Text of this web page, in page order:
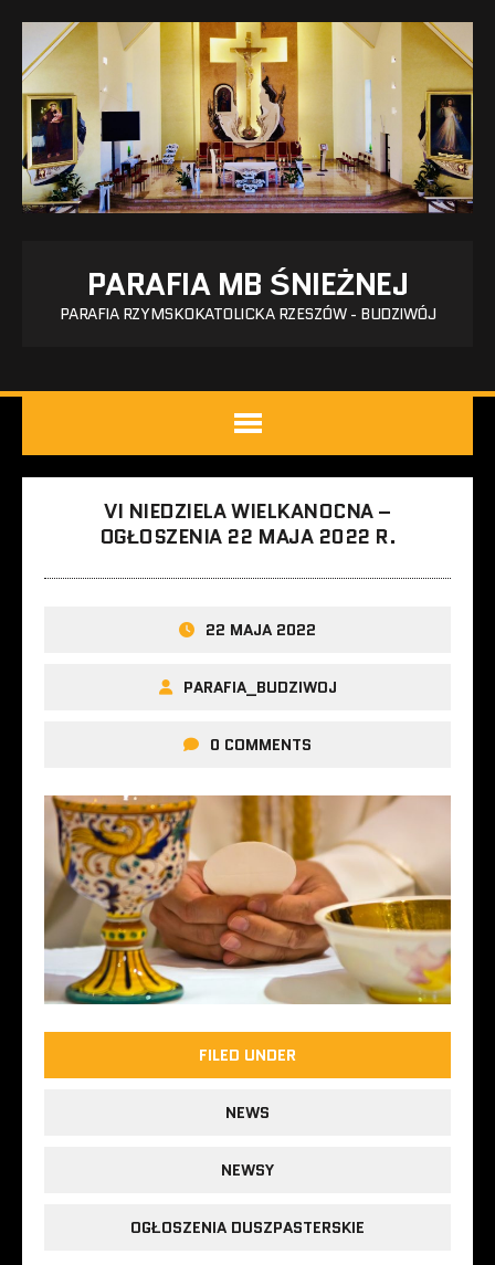
PARAFIA MB ŚNIEŻNEJ
PARAFIA RZYMSKOKATOLICKA RZESZÓW - BUDZIWÓJ
VI NIEDZIELA WIELKANOCNA –
OGŁOSZENIA 22 MAJA 2022 R.
22 MAJA 2022
PARAFIA_BUDZIWOJ
0 COMMENTS
FILED UNDER
NEWS
NEWSY
OGŁOSZENIA DUSZPASTERSKIE